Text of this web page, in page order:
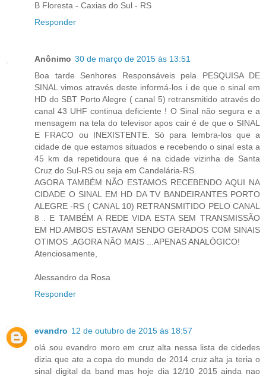
B Floresta - Caxias do Sul - RS
Responder
Anônimo 30 de março de 2015 às 13:51
Boa tarde Senhores Responsáveis pela PESQUISA DE
SINAL vimos através deste informá-los i de que o sinal em
HD do SBT Porto Alegre ( canal 5) retransmitido através do
canal 43 UHF continua deficiente ! O Sinal não segura e a
mensagem na tela do televisor apos cair é de que o SINAL
E FRACO ou INEXISTENTE. Só para lembra-los que a
cidade de que estamos situados e recebendo o sinal esta a
45 km da repetidoura que é na cidade vizinha de Santa
Cruz do Sul-RS ou seja em Candelária-RS.
AGORA TAMBÉM NÃO ESTAMOS RECEBENDO AQUI NA
CIDADE O SINAL EM HD DA TV BANDEIRANTES PORTO
ALEGRE -RS ( CANAL 10) RETRANSMITIDO PELO CANAL
8 . E TAMBÉM A REDE VIDA ESTA SEM TRANSMISSÃO
EM HD.AMBOS ESTAVAM SENDO GERADOS COM SINAIS
OTIMOS .AGORA NÃO MAIS ...APENAS ANALÓGICO!
Atenciosamente,
Alessandro da Rosa
Responder
evandro 12 de outubro de 2015 às 18:57
olá sou evandro moro em cruz alta nessa lista de cidedes
dizia que ate a copa do mundo de 2014 cruz alta ja teria o
sinal digital da band mas hoje dia 12/10 2015 ainda nao